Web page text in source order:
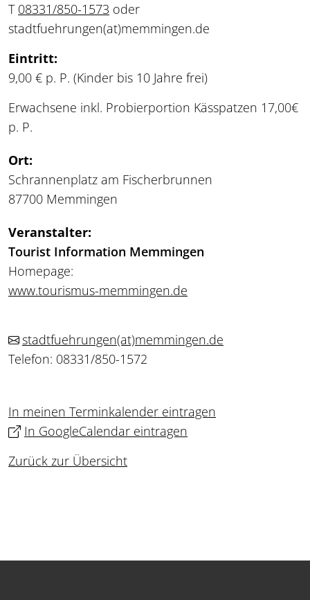
T 08331/850-1573 oder
stadtfuehrungen(at)memmingen.de
Eintritt:
9,00 € p. P. (Kinder bis 10 Jahre frei)
Erwachsene inkl. Probierportion Kässpatzen 17,00€
p. P.
Ort:
Schrannenplatz am Fischerbrunnen
87700 Memmingen
Veranstalter:
Tourist Information Memmingen
Homepage:
www.tourismus-memmingen.de
stadtfuehrungen(at)memmingen.de
Telefon: 08331/850-1572
In meinen Terminkalender eintragen
In GoogleCalendar eintragen
Zurück zur Übersicht